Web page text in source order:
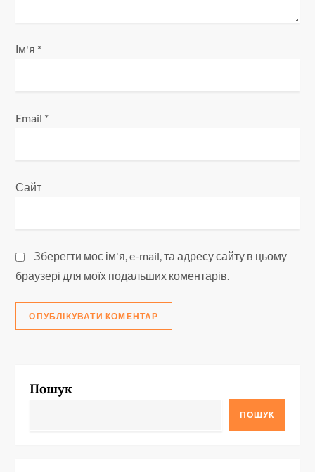
і
Ім'я *
Email *
Сайт
Зберегти моє ім'я, e-mail, та адресу сайту в цьому
браузері для моїх подальших коментарів.
Пошук
ПОШУК